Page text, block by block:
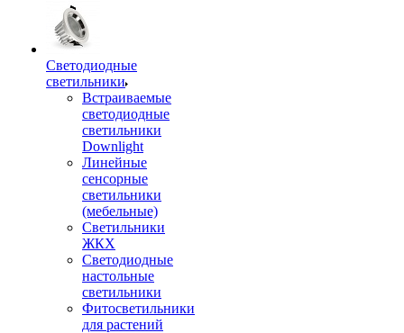
Светодиодные
светильники
Встраиваемые
светодиодные
светильники
Downlight
Линейные
сенсорные
светильники
(мебельные)
Светильники
ЖКХ
Светодиодные
настольные
светильники
Фитосветильники
для растений